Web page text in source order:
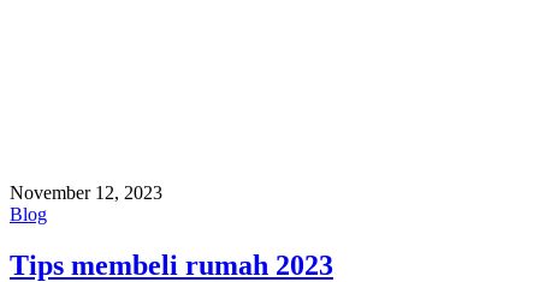
November 12, 2023
Blog
Tips membeli rumah 2023